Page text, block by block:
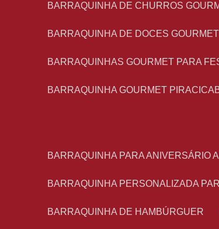
BARRAQUINHA DE CHURROS
BARRAQUINHA DE DOCES
BARRAQUINHAS GOURMET PARA
BARRAQUINHA GOURMET
BARRAQUINHA PARA ANIVERSÁRIO
BARRAQUINHA PERSONALIZADA
BARRAQUINHA DE HAMBÚRGUER